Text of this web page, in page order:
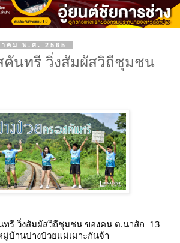
คม พ.ศ. 2565
คันทรี วิ่งสัมผัสวิถีชุมชน
ทรี วิ่งสัมผัสวิถีชุมชน ของคน ต.นาสัก  13
บ้านปางป๋วยแม่เมาะกันจ้า